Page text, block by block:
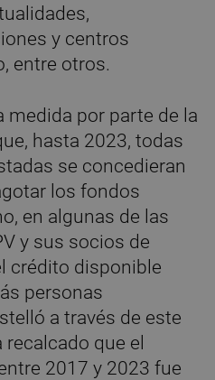
y centros
entre otros.
medida por parte de la
hasta 2023, todas
se concedieran
los fondos
en algunas de las
y sus socios de
crédito disponible
personas
a través de este
que el
2017 y 2023 fue